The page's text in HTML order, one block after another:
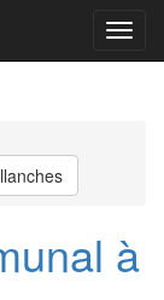
Menu
à